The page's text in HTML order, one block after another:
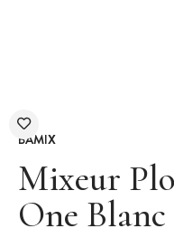
BAMIX
Mixeur
One